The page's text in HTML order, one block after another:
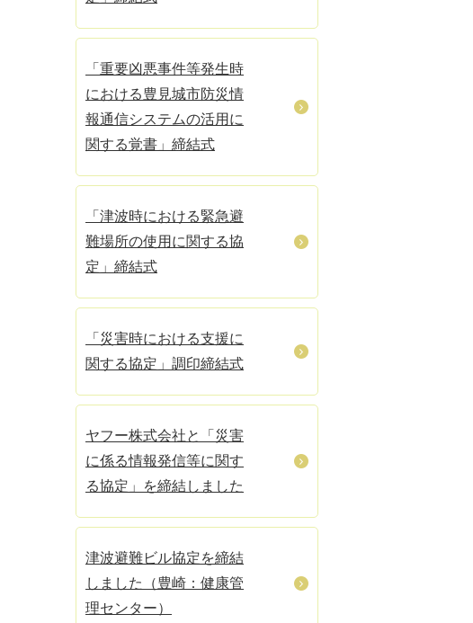
「重要凶悪事件等発生時
における豊見城市防災情
報通信システムの活用に
関する覚書」締結式
「津波時における緊急避
難場所の使用に関する協
定」締結式
「災害時における支援に
関する協定」調印締結式
ヤフー株式会社と「災害
に係る情報発信等に関す
る協定」を締結しました
津波避難ビル協定を締結
しました（豊崎：健康管
理センター）